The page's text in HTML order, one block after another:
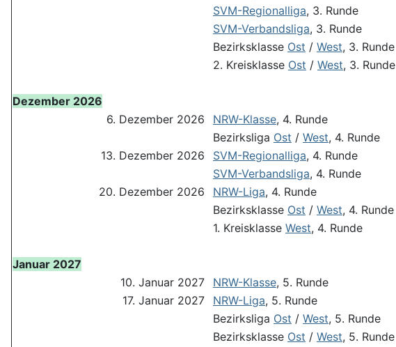
SVM-Regionalliga, 3. Runde
SVM-Verbandsliga, 3. Runde
Bezirksklasse Ost / West, 3. Runde
2. Kreisklasse Ost / West, 3. Runde
Dezember 2026
6. Dezember 2026
NRW-Klasse, 4. Runde
Bezirksliga Ost / West, 4. Runde
13. Dezember 2026
SVM-Regionalliga, 4. Runde
SVM-Verbandsliga, 4. Runde
20. Dezember 2026
NRW-Liga, 4. Runde
Bezirksklasse Ost / West, 4. Runde
1. Kreisklasse West, 4. Runde
Januar 2027
10. Januar 2027
NRW-Klasse, 5. Runde
17. Januar 2027
NRW-Liga, 5. Runde
Bezirksliga Ost / West, 5. Runde
Bezirksklasse Ost / West, 5. Runde